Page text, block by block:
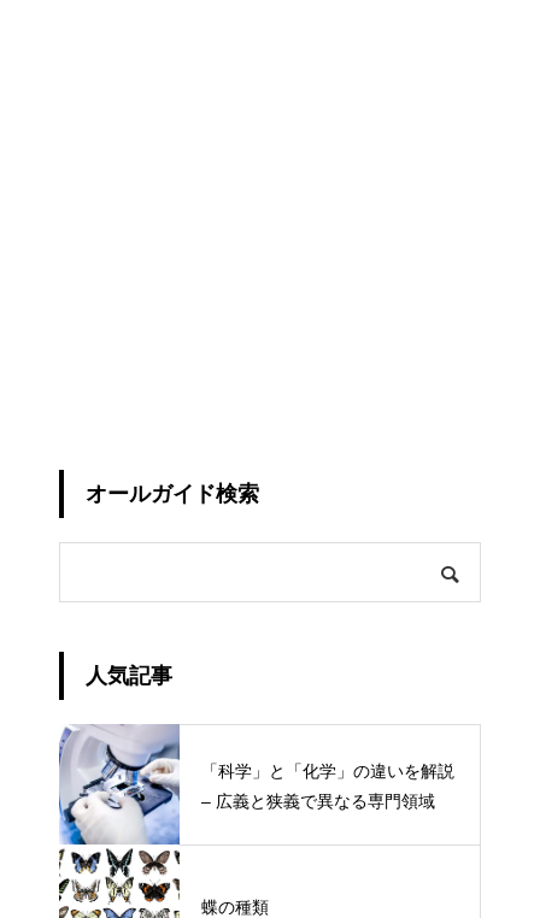
オールガイド検索
人気記事
「科学」と「化学」の違いを解説
– 広義と狭義で異なる専門領域
蝶の種類